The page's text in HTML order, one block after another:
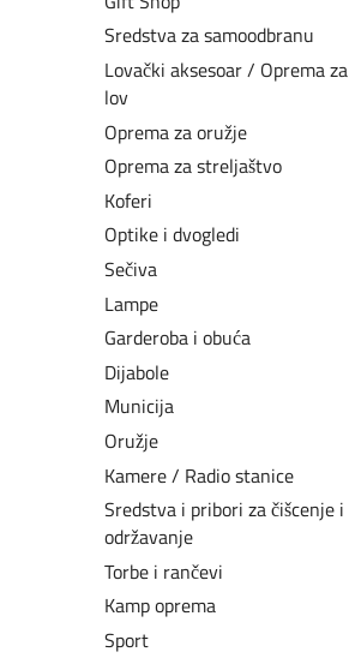
Sredstva za samoodbranu
Lovački aksesoar / Oprema za
lov
Oprema za oružje
Oprema za streljaštvo
Koferi
Optike i dvogledi
Sečiva
Lampe
Garderoba i obuća
Dijabole
Municija
Oružje
Kamere / Radio stanice
Sredstva i pribori za čišcenje i
održavanje
Torbe i rančevi
Kamp oprema
Sport